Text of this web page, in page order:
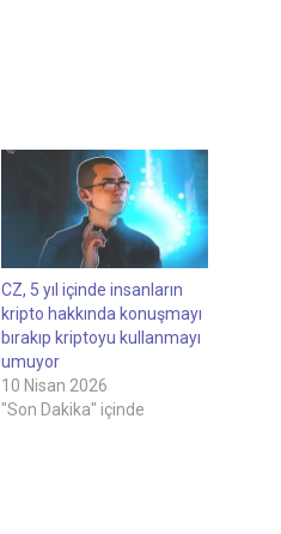
CZ, 5 yıl içinde insanların
kripto hakkında konuşmayı
bırakıp kriptoyu kullanmayı
umuyor
10 Nisan 2026
"Son Dakika" içinde